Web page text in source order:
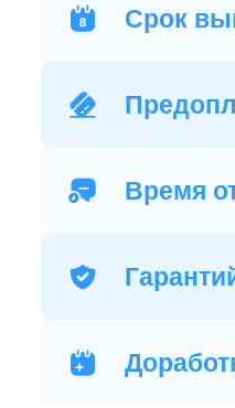
Срок
Время